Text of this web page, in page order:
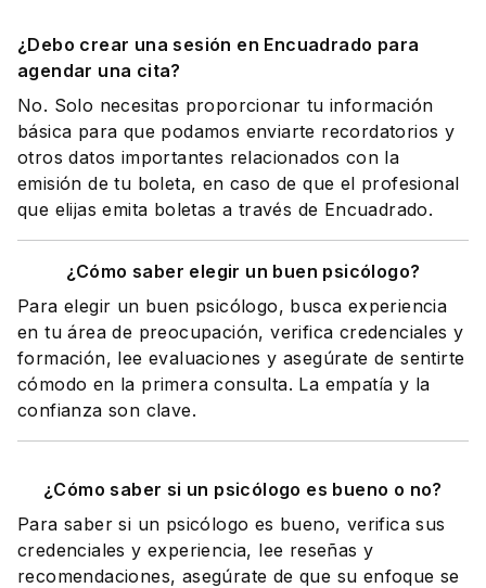
¿Debo crear una sesión en Encuadrado para
agendar una cita?
No. Solo necesitas proporcionar tu información
básica para que podamos enviarte recordatorios y
otros datos importantes relacionados con la
emisión de tu boleta, en caso de que el profesional
que elijas emita boletas a través de Encuadrado.
¿Cómo saber elegir un buen psicólogo?
Para elegir un buen psicólogo, busca experiencia
en tu área de preocupación, verifica credenciales y
formación, lee evaluaciones y asegúrate de sentirte
cómodo en la primera consulta. La empatía y la
confianza son clave.
¿Cómo saber si un psicólogo es bueno o no?
Para saber si un psicólogo es bueno, verifica sus
credenciales y experiencia, lee reseñas y
recomendaciones, asegúrate de que su enfoque se